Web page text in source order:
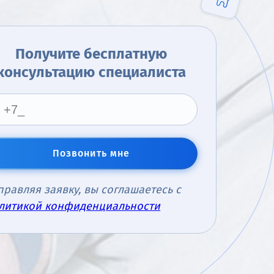
Получите бесплатную
специалиста
Позвонить мне
заявку, вы соглашаетесь с
конфиденциальности